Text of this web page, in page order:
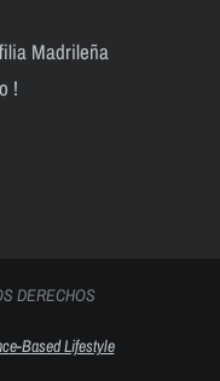
Madrileña
!
DERECHOS